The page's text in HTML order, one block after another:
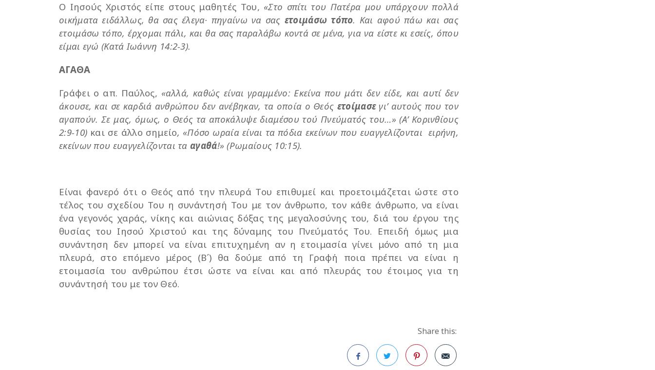
Ο Ιησούς Χριστός είπε στους μαθητές Του, «Στο σπίτι του Πατέρα μου υπάρχουν πολλά
οικήματα ειδάλλως, θα σας έλεγα· πηγαίνω να σας ετοιμάσω τόπο. Και αφού πάω και σας
ετοιμάσω τόπο, έρχομαι πάλι, και θα σας παραλάβω κοντά σε μένα, για να είστε κι εσείς, όπου
είμαι εγώ (Κατά Ιωάννη 14:2-3).
ΑΓΑΘΑ
Γράφει ο απ. Παύλος, «αλλά, καθώς είναι γραμμένο: Εκείνα που μάτι δεν είδε, και αυτί δεν
άκουσε, και σε καρδιά ανθρώπου δεν ανέβηκαν, τα οποία ο Θεός ετοίμασεγι’ αυτούς που τον
αγαπούν. Σε μας, όμως, ο Θεός τα αποκάλυψε διαμέσου τού Πνεύματός του…» (Α’ Κορινθίους
2:9-10) και σε άλλο σημείο, «Πόσο ωραία είναι τα πόδια εκείνων που ευαγγελίζονται ειρήνη,
εκείνων που ευαγγελίζονται τα αγαθά!» (Ρωμαίους 10:15).
Είναι φανερό ότι ο Θεός από την πλευρά Του επιθυμεί και προετοιμάζεται ώστε στο
τέλος του σχεδίου Του η συνάντησή Του με τον άνθρωπο, τον κάθε άνθρωπο, να είναι
ένα γεγονός χαράς, νίκης και αιώνιας δόξας της μεγαλοσύνης του, διά του έργου της
θυσίας του Ιησού Χριστού και της δύναμης του Πνεύματός Του. Επειδή όμως μια
συνάντηση δεν μπορεί να είναι επιτυχημένη αν η ετοιμασία γίνει μόνο από τη μια
πλευρά, στο επόμενο μέρος (Β´) θα δούμε από τη Γραφή ποια πρέπει να είναι η
ετοιμασία του ανθρώπου έτσι ώστε να είναι και από πλευράς του έτοιμος για τη
συνάντησή του με τον Θεό.
Share this: